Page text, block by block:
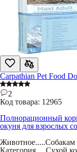
Carpathian Pet Food
2
Код товара: 12965
Полнорационный
окуня для взрослых
Животное.....Собакам
Категория.....Сухой